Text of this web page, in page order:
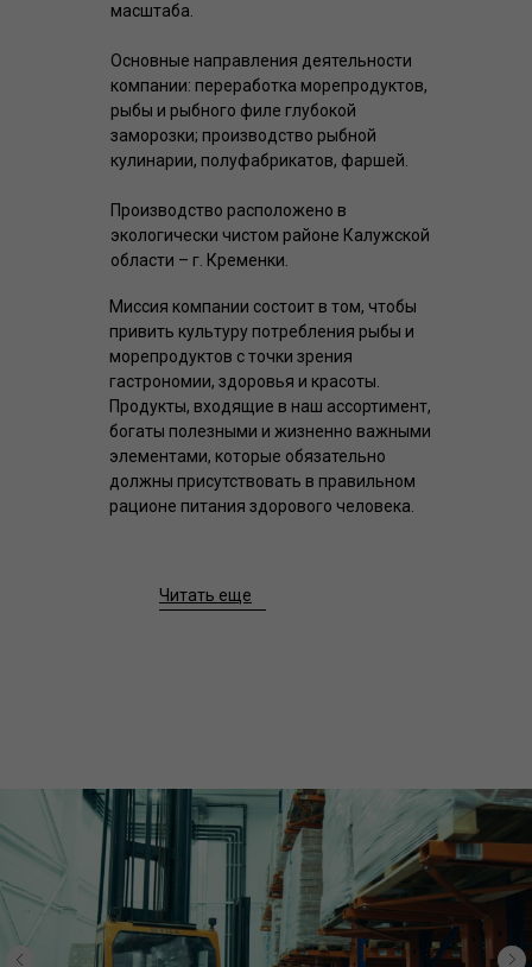
масштаба.
Основные направления деятельности
компании: переработка морепродуктов,
рыбы и рыбного филе глубокой
заморозки; производство рыбной
кулинарии, полуфабрикатов, фаршей.
Производство расположено в
экологически чистом районе Калужской
области – г. Кременки.
Миссия компании состоит в том, чтобы
привить культуру потребления рыбы и
морепродуктов с точки зрения
гастрономии, здоровья и красоты.
Продукты, входящие в наш ассортимент,
богаты полезными и жизненно важными
элементами, которые обязательно
должны присутствовать в правильном
рационе питания здорового человека.
Читать еще